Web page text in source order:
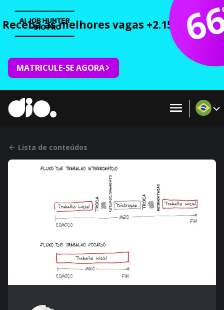
Receba as melhores vagas +2.150 cursos
MATRICULE-SE AGORA
Lista de conteúdos